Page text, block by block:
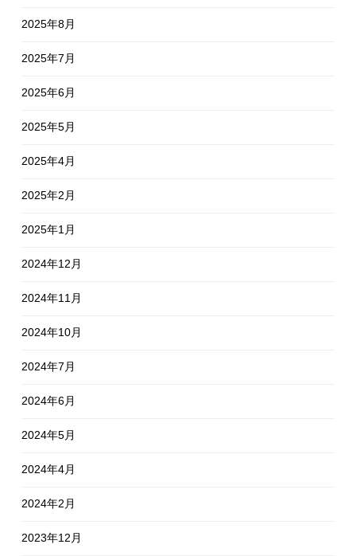
2025年8月
2025年7月
2025年6月
2025年5月
2025年4月
2025年2月
2025年1月
2024年12月
2024年11月
2024年10月
2024年7月
2024年6月
2024年5月
2024年4月
2024年2月
2023年12月